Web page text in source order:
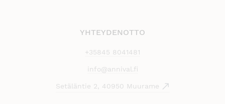
YHTEYDENOTTO
+35845 8041481
info@annival.fi
Setäläntie 2, 40950 Muurame